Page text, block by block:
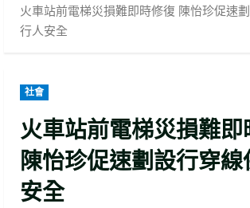
火車站前電梯災損難即時修復 陳怡珍促速
行人安全
社會
火車站前電梯災損難
陳怡珍促速劃設行穿
安全